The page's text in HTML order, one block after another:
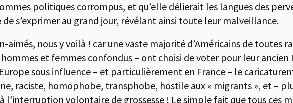
politiques corrompus, et qu’elle délierait les langues des
de s’exprimer au grand jour, révélant ainsi toute leur malveillance.
aimés, nous y voilà ! car une vaste majorité d’Américains de toutes
hommes et femmes confondus – ont choisi de voter pour leur
sous influence – et particulièrement en France – le
raciste, homophobe, transphobe, hostile aux « migrants », et –
l’interruption volontaire de grossesse ! Le simple fait que tous ces